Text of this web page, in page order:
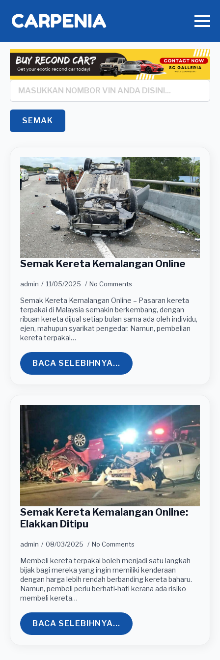
Search
SEMAK
Semak Kereta Kemalangan Online
admin 11/05/2025 No Comments
Semak Kereta Kemalangan Online – Pasaran kereta
terpakai di Malaysia semakin berkembang, dengan
ribuan kereta dijual setiap bulan sama ada oleh individu,
ejen, mahupun syarikat pengedar. Namun, pembelian
kereta terpakai…
BACA SELEBIHNYA...
Semak Kereta Kemalangan Online:
Elakkan Ditipu
admin 08/03/2025 No Comments
Membeli kereta terpakai boleh menjadi satu langkah
bijak bagi mereka yang ingin memiliki kenderaan
dengan harga lebih rendah berbanding kereta baharu.
Namun, pembeli perlu berhati-hati kerana ada risiko
membeli kereta…
BACA SELEBIHNYA...